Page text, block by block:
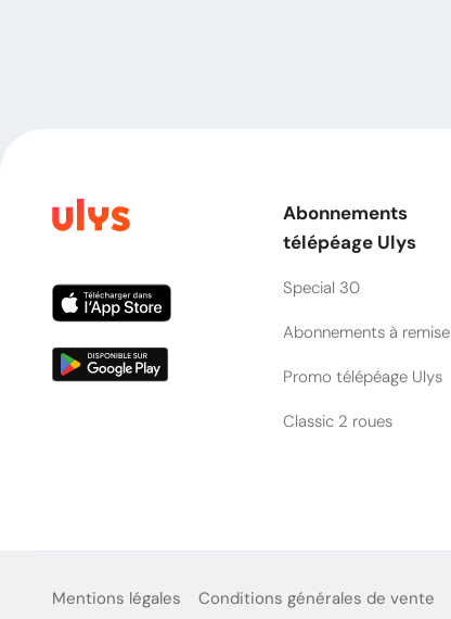
Abonnements
télépéage Ulys
Special 30
Abonnements à remise
Promo télépéage Ulys
Classic 2 roues
Mentions légales Conditions générales de vente